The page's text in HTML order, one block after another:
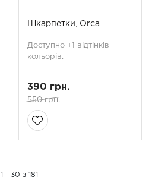
Шкарпетки, Orca
Доступно +1 відтінків
кольорів.
390 грн.
550 грн.
1 - 30 з 181